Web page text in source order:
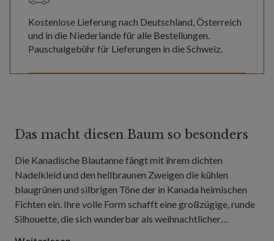
Kostenlose Lieferung nach Deutschland, Österreich
und in die Niederlande für alle Bestellungen.
Pauschalgebühr für Lieferungen in die Schweiz.
Das macht diesen Baum so besonders
Die Kanadische Blautanne fängt mit ihrem dichten
Nadelkleid und den hellbraunen Zweigen die kühlen
blaugrünen und silbrigen Töne der in Kanada heimischen
Fichten ein. Ihre volle Form schafft eine großzügige, runde
Silhouette, die sich wunderbar als weihnachtlicher